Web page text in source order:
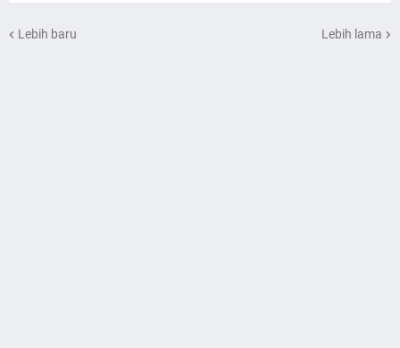
Lebih baru Lebih lama